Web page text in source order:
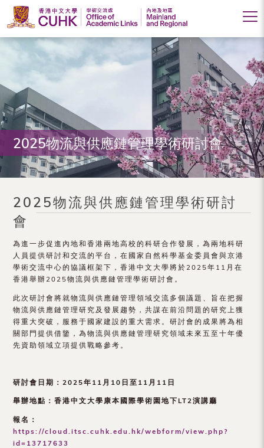
香
港
中
文
大
學
學
術
交
流
處
（內
地
及
地
2025物流與供應鏈管理學術研討會
2025物流與供應鏈管理學術研討
會
為進一步促進內地和香港兩地高校的科研合作發展，為兩地科研
人員提供研討和交流的平台，在國家自然科學基金委員會與京港
學術交流中心的協議框架下，香港中文大學將於2025年11月在
香港舉辦2025物流與供應鏈管理學術研討會。
此次研討會將就物流與供應鏈管理領域交流多個議題、旨在把握
物流與供應鏈管理研究及發展趨勢，共謀在前沿問題的研究上獲
得重大突破，服務于國家建設的重大需求。研討會的成果將為相
關部門提供借鑒，為物流與供應鏈管理研究領域未來五至十年優
先資助領域立項提供戰略參考。
研討會日期：2025年11 月10 日至11 月11 日
舉辦地點：香港中文大學康本國際學術園地下LT2演講廳
報名：
https://cloud.itsc.cuhk.edu.hk/webform/view.php?
id=13717633